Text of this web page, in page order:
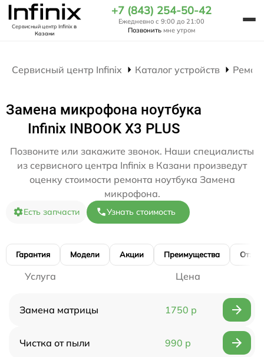
Сервисный центр Infinixв
Казани
+7 (843) 254-50-42
Ежедневно с 9:00 до 21:00
Позвонить мне утром
Сервисный центр Infinix Каталог устройств
Замена микрофона ноутбука
Infinix INBOOK X3 PLUS
Позвоните или закажите звонок. Наши специалисты
из сервисного центра Infinix в Казани произведут
оценку стоимости ремонта ноутбука Замена
микрофона.
Есть запчасти Узнать стоимость
Гарантия Модели Акции Преимущества
Услуга Цена
Замена матрицы 1750 р
Чистка от пыли 990 р